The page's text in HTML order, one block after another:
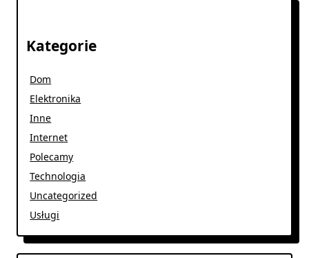
Kategorie
Dom
Elektronika
Inne
Internet
Polecamy
Technologia
Uncategorized
Usługi